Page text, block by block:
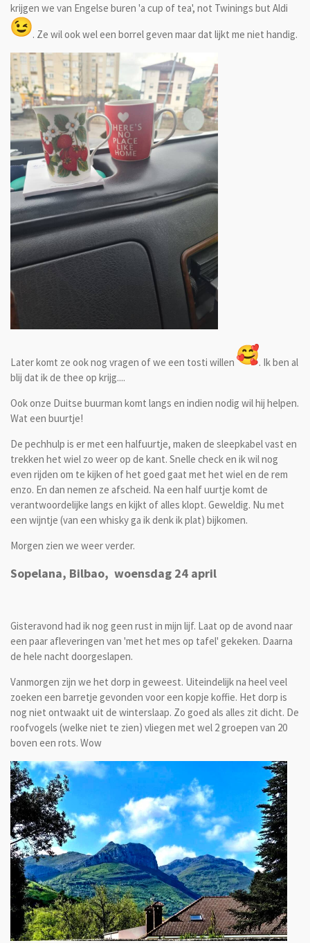
krijgen we van Engelse buren 'a cup of tea', not Twinings but Aldi
. Ze wil ook wel een borrel geven maar dat lijkt me niet handig.
Later komt ze ook nog vragen of we een tosti willen
. Ik ben al
blij dat ik de thee op krijg....
Ook onze Duitse buurman komt langs en indien nodig wil hij helpen.
Wat een buurtje!
De pechhulp is er met een halfuurtje, maken de sleepkabel vast en
trekken het wiel zo weer op de kant. Snelle check en ik wil nog
even rijden om te kijken of het goed gaat met het wiel en de rem
enzo. En dan nemen ze afscheid. Na een half uurtje komt de
verantwoordelijke langs en kijkt of alles klopt. Geweldig. Nu met
een wijntje (van een whisky ga ik denk ik plat) bijkomen.
Morgen zien we weer verder.
Sopelana, Bilbao, woensdag 24 april
Gisteravond had ik nog geen rust in mijn lijf. Laat op de avond naar
een paar afleveringen van 'met het mes op tafel' gekeken. Daarna
de hele nacht doorgeslapen.
Vanmorgen zijn we het dorp in geweest. Uiteindelijk na heel veel
zoeken een barretje gevonden voor een kopje koffie. Het dorp is
nog niet ontwaakt uit de winterslaap. Zo goed als alles zit dicht. De
roofvogels (welke niet te zien) vliegen met wel 2 groepen van 20
boven een rots. Wow